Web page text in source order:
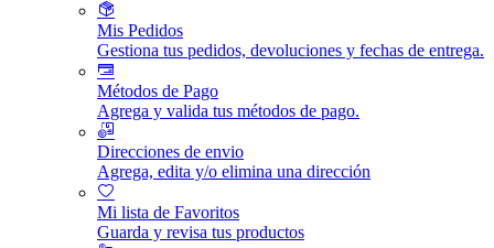
Mis Pedidos
Gestiona tus pedidos, devoluciones y fechas de entrega.
Métodos de Pago
Agrega y valida tus métodos de pago.
Direcciones de envio
Agrega, edita y/o elimina una dirección
Mi lista de Favoritos
Guarda y revisa tus productos